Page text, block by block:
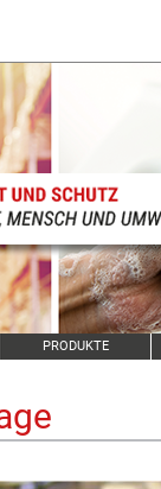
PRODUKTE